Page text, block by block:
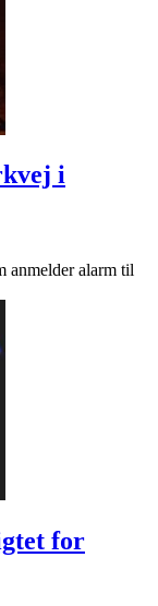
i
anmelder alarm til
for